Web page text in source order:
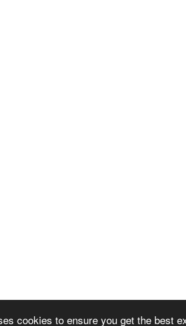
cookies to ensure you get the best